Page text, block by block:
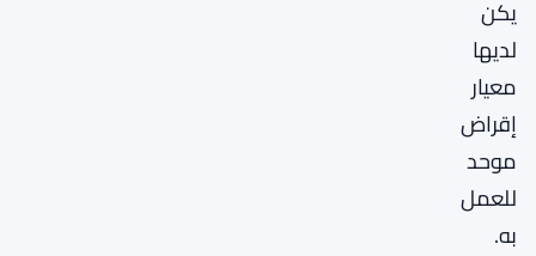
يكن
لديها
معيار
إقراض
موحد
للعمل
به.